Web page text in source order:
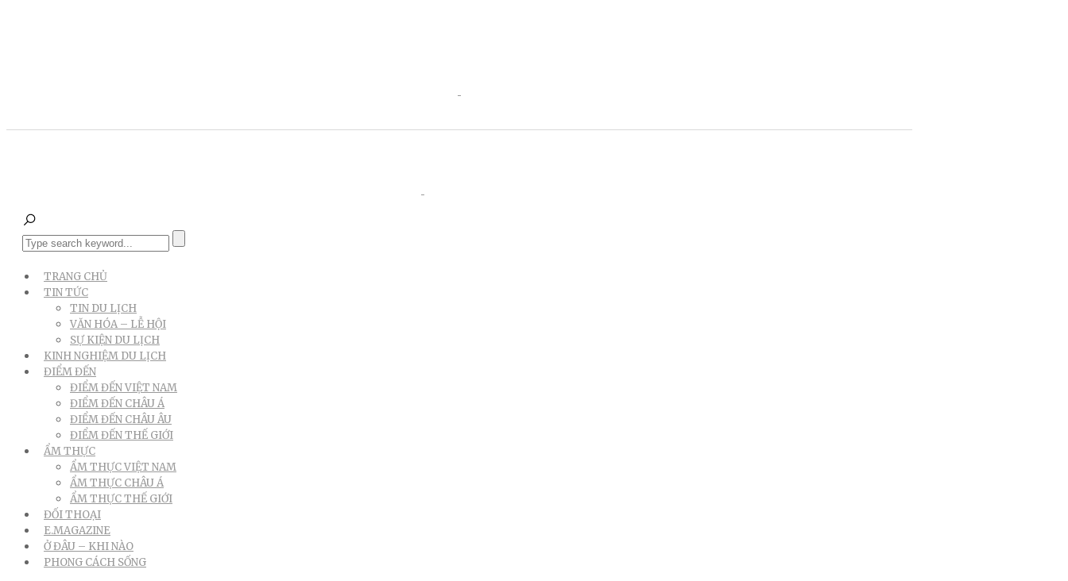
TRANG CHỦ
TIN TỨC
TIN DU LỊCH
VĂN HÓA – LỄ HỘI
SỰ KIỆN DU LỊCH
KINH NGHIỆM DU LỊCH
ĐIỂM ĐẾN
ĐIỂM ĐẾN VIỆT NAM
ĐIỂM ĐẾN CHÂU Á
ĐIỂM ĐẾN CHÂU ÂU
ĐIỂM ĐẾN THẾ GIỚI
ẨM THỰC
ẨM THỰC VIỆT NAM
ẨM THỰC CHÂU Á
ẨM THỰC THẾ GIỚI
ĐỐI THOẠI
E.MAGAZINE
Ở ĐÂU – KHI NÀO
PHONG CÁCH SỐNG